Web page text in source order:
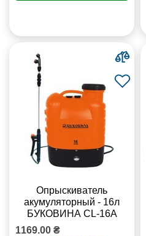
Опрыскиватель
акумуляторный - 16л
БУКОВИНА CL-16А
1169.00 ₴